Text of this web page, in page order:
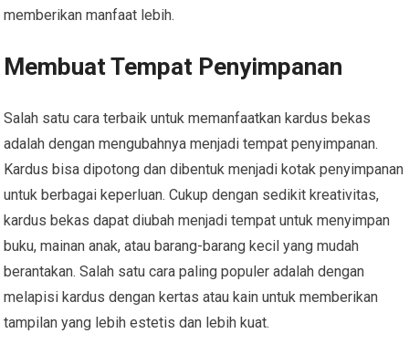
memberikan manfaat lebih.
Membuat Tempat Penyimpanan
Salah satu cara terbaik untuk memanfaatkan kardus bekas
adalah dengan mengubahnya menjadi tempat penyimpanan.
Kardus bisa dipotong dan dibentuk menjadi kotak penyimpanan
untuk berbagai keperluan. Cukup dengan sedikit kreativitas,
kardus bekas dapat diubah menjadi tempat untuk menyimpan
buku, mainan anak, atau barang-barang kecil yang mudah
berantakan. Salah satu cara paling populer adalah dengan
melapisi kardus dengan kertas atau kain untuk memberikan
tampilan yang lebih estetis dan lebih kuat.